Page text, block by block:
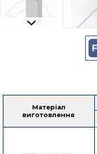
Матеріал
виготовлення